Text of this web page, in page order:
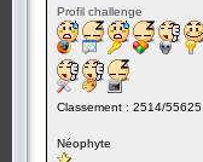
Profil challenge
Classement : 2514/55625
Néophyte